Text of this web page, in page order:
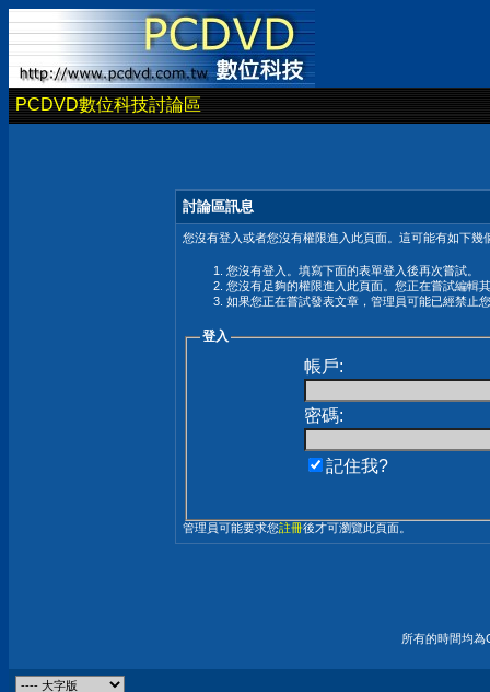
PCDVD數位科技討論區
討論區訊息
您沒有登入或者您沒有權限進入此頁面。這可能有如下幾
您沒有登入。填寫下面的表單登入後再次嘗試。
您沒有足夠的權限進入此頁面。您正在嘗試編輯
如果您正在嘗試發表文章，管理員可能已經禁止
登入
帳戶:
密碼:
記住我?
管理員可能要求您註冊後才可瀏覽此頁面。
所有的時間均為